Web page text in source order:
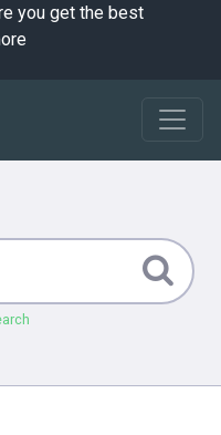
you get the best